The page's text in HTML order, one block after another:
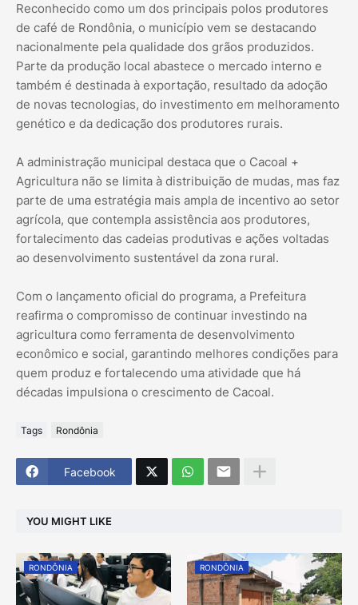
Reconhecido como um dos principais polos produtores
de café de Rondônia, o município vem se destacando
nacionalmente pela qualidade dos grãos produzidos.
Parte da produção local abastece o mercado interno e
também é destinada à exportação, resultado da adoção
de novas tecnologias, do investimento em melhoramento
genético e da dedicação dos produtores rurais.
A administração municipal destaca que o Cacoal +
Agricultura não se limita à distribuição de mudas, mas faz
parte de uma estratégia mais ampla de incentivo ao setor
agrícola, que contempla assistência aos produtores,
fortalecimento das cadeias produtivas e ações voltadas
ao desenvolvimento sustentável da zona rural.
Com o lançamento oficial do programa, a Prefeitura
reafirma o compromisso de continuar investindo na
agricultura como ferramenta de desenvolvimento
econômico e social, garantindo melhores condições para
quem produz e fortalecendo uma atividade que há
décadas impulsiona o crescimento de Cacoal.
Tags Rondônia
Facebook
YOU MIGHT LIKE
RONDÔNIA RONDÔNIA